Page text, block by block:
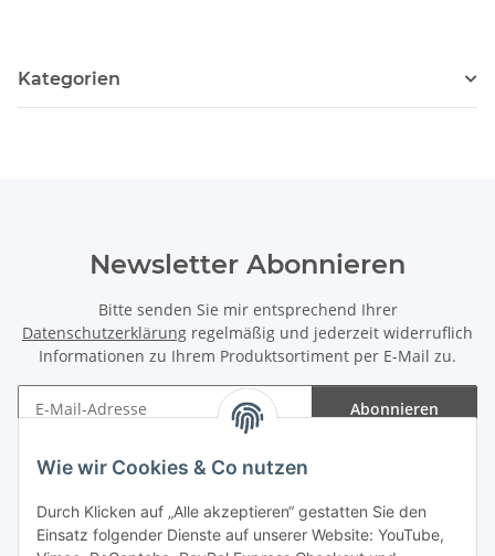
Wie wir Cookies & Co nutzen
Durch Klicken auf „Alle akzeptieren“ gestatten Sie den
Einsatz folgender Dienste auf unserer Website: YouTube,
Kategorien
Newsletter Abonnieren
Bitte senden Sie mir entsprechend Ihrer
Datenschutzerklärung regelmäßig und jederzeit widerruflich
Informationen zu Ihrem Produktsortiment per E-Mail zu.
Abonnieren
Gesetzliche Informationen